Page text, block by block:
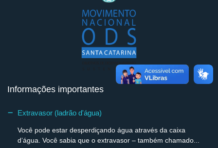
Informações importantes
Extravasor (ladrão d'água)
Você pode estar desperdiçando água através da caixa
d’água. Você sabia que o extravasor – também chamado...